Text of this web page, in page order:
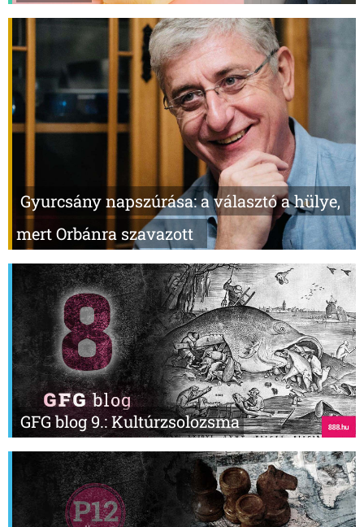
Gyurcsány napszúrása: a választó a hülye,
mert Orbánra szavazott
GFG blog 9.: Kultúrzsolozsma